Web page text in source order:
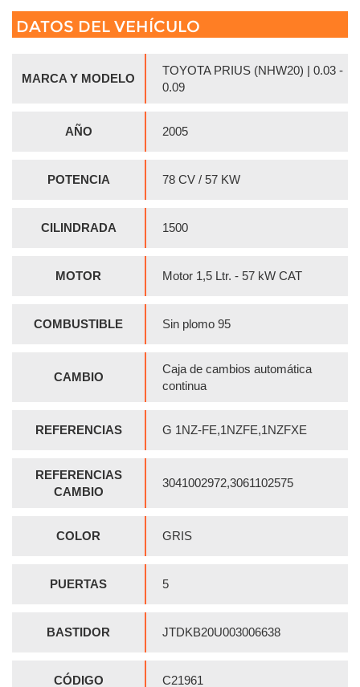
DATOS DEL VEHÍCULO
MARCA Y MODELO
TOYOTA PRIUS (NHW20) | 0.03 -
0.09
AÑO 2005
POTENCIA 78 CV / 57 KW
CILINDRADA 1500
MOTOR Motor 1,5 Ltr. - 57 kW CAT
COMBUSTIBLE Sin plomo 95
CAMBIO
Caja de cambios automática
continua
REFERENCIAS G 1NZ-FE,1NZFE,1NZFXE
REFERENCIAS
CAMBIO
3041002972,3061102575
COLOR GRIS
PUERTAS 5
BASTIDOR JTDKB20U003006638
CÓDIGO C21961